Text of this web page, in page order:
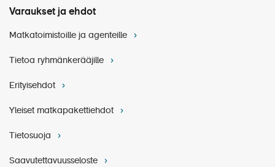
Varaukset ja ehdot
Matkatoimistoille ja agenteille
Tietoa ryhmänkerääjille
Erityisehdot
Yleiset matkapakettiehdot
Tietosuoja
Saavutettavuusseloste